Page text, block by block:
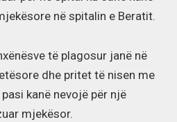
në spitalin e Beratit.
të plagosur janë në
dhe pritet të nisen me
kanë nevojë për një
mjekësor.